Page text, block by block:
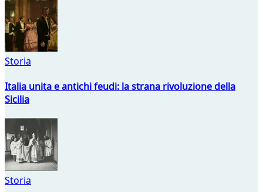
Storia
Italia unita e antichi feudi: la strana rivoluzione della
Sicilia
Storia